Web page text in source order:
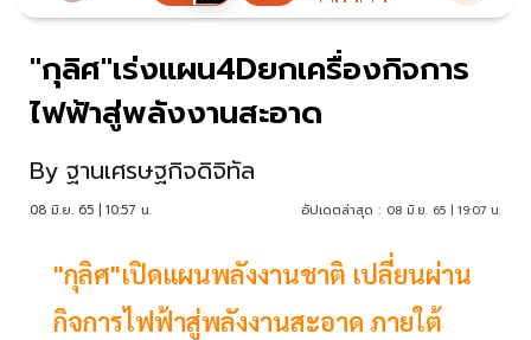
"กุลิศ"เร่งแผน4Dยกเครื่องกิจการ
ไฟฟ้าสู่พลังงานสะอาด
By ฐานเศรษฐกิจดิจิทัล
08 มิ.ย. 65 | 10:57 น. อัปเดตล่าสุด : 08 มิ.ย. 65 | 19:07 น.
"กุลิศ"เปิดแผนพลังงานชาติ เปลี่ยนผ่าน
กิจการไฟฟ้าสู่พลังงานสะอาด ภายใต้